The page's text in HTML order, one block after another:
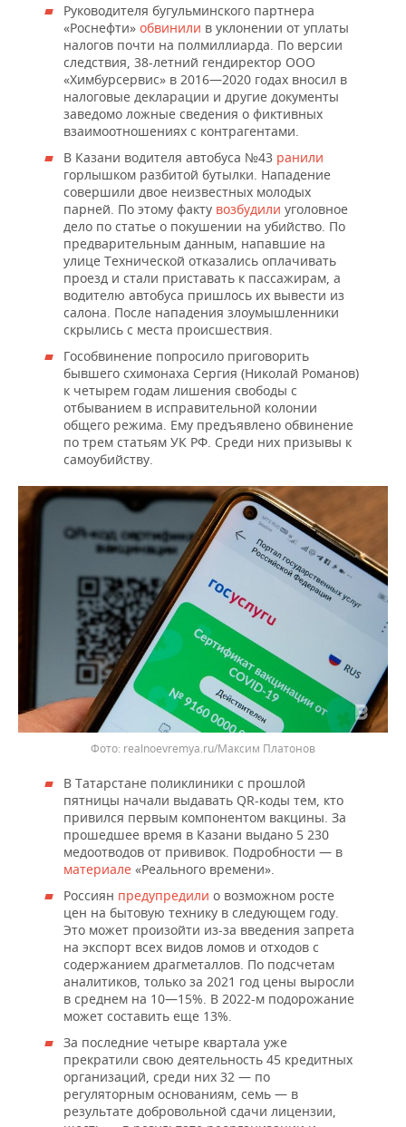
Руководителя бугульминского партнера
«Роснефти» обвинили в уклонении от уплаты
налогов почти на полмиллиарда. По версии
следствия, 38-летний гендиректор ООО
«Химбурсервис» в 2016—2020 годах вносил в
налоговые декларации и другие документы
заведомо ложные сведения о фиктивных
взаимоотношениях с контрагентами.
В Казани водителя автобуса №43 ранили
горлышком разбитой бутылки. Нападение
совершили двое неизвестных молодых
парней. По этому факту возбудили уголовное
дело по статье о покушении на убийство. По
предварительным данным, напавшие на
улице Технической отказались оплачивать
проезд и стали приставать к пассажирам, а
водителю автобуса пришлось их вывести из
салона. После нападения злоумышленники
скрылись с места происшествия.
Гособвинение попросило приговорить
бывшего схимонаха Сергия (Николай Романов)
к четырем годам лишения свободы с
отбыванием в исправительной колонии
общего режима. Ему предъявлено обвинение
по трем статьям УК РФ. Среди них призывы к
самоубийству.
realnoevremya.ru/Максим Платонов
В Татарстане поликлиники с прошлой
пятницы начали выдавать QR-коды тем, кто
привился первым компонентом вакцины. За
прошедшее время в Казани выдано 5 230
медоотводов от прививок. Подробности — в
материале «Реального времени».
Россиян предупредили о возможном росте
цен на бытовую технику в следующем году.
Это может произойти из-за введения запрета
на экспорт всех видов ломов и отходов с
содержанием драгметаллов. По подсчетам
аналитиков, только за 2021 год цены выросли
в среднем на 10—15%. В 2022-м подорожание
может составить еще 13%.
За последние четыре квартала уже
прекратили свою деятельность 45 кредитных
организаций, среди них 32 — по
регуляторным основаниям, семь — в
результате добровольной сдачи лицензии,